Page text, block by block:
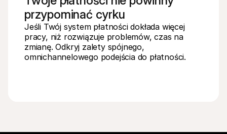
przypominać cyrku
Jeśli Twój system płatności dokłada więcej
pracy, niż rozwiązuje problemów, czas na
zmianę. Odkryj zalety spójnego,
omnichannelowego podejścia do płatności.